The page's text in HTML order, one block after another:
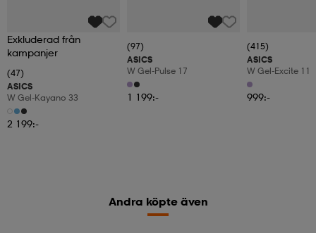
Exkluderad från
kampanjer
(47)
ASICS
W Gel-Kayano 33
2 199:-
(97)
ASICS
W Gel-Pulse 17
1 199:-
(415)
ASICS
W Gel-Excite 11
999:-
Andra köpte även